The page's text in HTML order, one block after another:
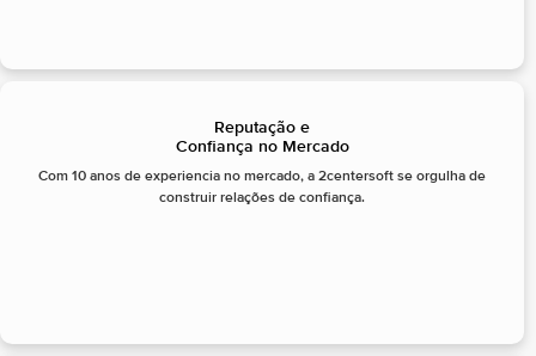
Reputação e
Confiança no Mercado
Com 10 anos de experiencia no mercado, a 2centersoft se orgulha de
construir relações de confiança.